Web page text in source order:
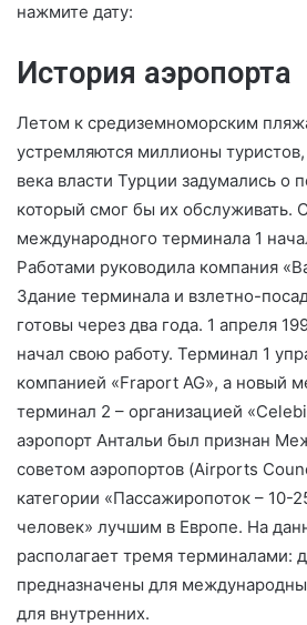
нажмите дату:
История аэропорта
Летом к средиземноморским
устремляются миллионы
века власти Турции задумались о
который смог бы их обслуживать.
международного терминала 1
Работами руководила компания
Здание терминала и взлетно-
готовы через два года. 1 апреля
начал свою работу. Терминал 1
компанией «Fraport AG», а новый
терминал 2 – организацией
аэропорт Антальи был признан
советом аэропортов (Airports
категории «Пассажиропоток – 10-
человек» лучшим в Европе. На
располагает тремя терминалами:
предназначены для
для внутренних.